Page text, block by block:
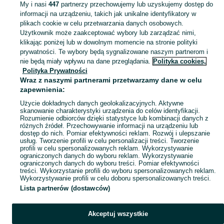
KATEGORIA
Skorzystaj z największego serwisu ogłoszeniowego - Kwiatkowice i okolice! Kupuj to, czego pragniesz i sprzedawaj to, czego już nie potrzebujesz! Zobacz
Mapa kategorii
Mapa miejscowości
Mapa ministron
Popularne wyszukiwania
My i nasi 447partnerzy przechowujemy lub uzyskujemy dostęp do
informacji na urządzeniu, takich jak unikalne identyfikatory w
plikach cookie w celu przetwarzania danych osobowych.
Użytkownik może zaakceptować wybory lub zarządzać nimi,
klikając poniżej lub w dowolnym momencie na stronie polityki
prywatności. Te wybory będą sygnalizowane naszym partnerom i
nie będą miały wpływu na dane przeglądania. Polityka cookies,
Polityka Prywatności
Wraz z naszymi partnerami przetwarzamy dane w celu
zapewnienia:
Użycie dokładnych danych geolokalizacyjnych. Aktywne
skanowanie charakterystyki urządzenia do celów identyfikacji.
Rozumienie odbiorców dzięki statystyce lub kombinacji danych z
różnych źródeł. Przechowywanie informacji na urządzeniu lub
dostęp do nich. Pomiar efektywności reklam. Rozwój i ulepszanie
usług. Tworzenie profili w celu personalizacji treści. Tworzenie
profili w celu spersonalizowanych reklam. Wykorzystywanie
ograniczonych danych do wyboru reklam. Wykorzystywanie
ograniczonych danych do wyboru treści. Pomiar efektywności
treści. Wykorzystanie profili do wyboru spersonalizowanych reklam.
Wykorzystywanie profili w celu doboru spersonalizowanych treści.
Lista partnerów (dostawców)
Akceptuj wszystkie